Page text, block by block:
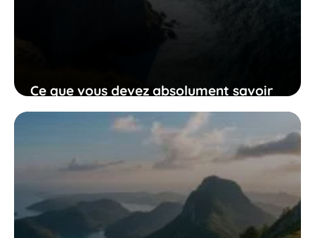
Ce que vous devez absolument savoir
avant de partir à la découverte du
rocher du diamant
30 mai 2026